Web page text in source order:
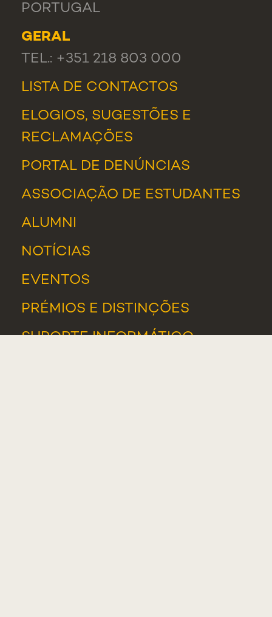
PORTUGAL
GERAL
TEL.: +351 218 803 000
LISTA DE CONTACTOS
ELOGIOS, SUGESTÕES E
RECLAMAÇÕES
PORTAL DE DENÚNCIAS
ASSOCIAÇÃO DE ESTUDANTES
ALUMNI
NOTÍCIAS
EVENTOS
PRÉMIOS E DISTINÇÕES
SUPORTE INFORMÁTICO